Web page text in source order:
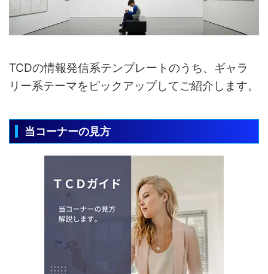
TCDの情報発信系テンプレートのうち、ギャラ
リー系テーマをピックアップしてご紹介します。
当コーナーの見方